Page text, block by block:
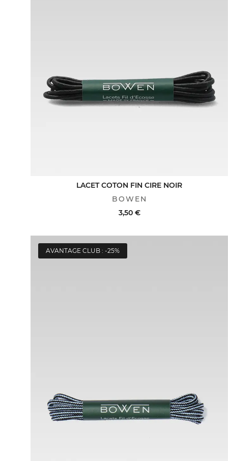
LACET COTON FIN CIRE NOIR
BOWEN
3,50 €
ACHAT RAPIDE
AVANTAGE CLUB : -25%